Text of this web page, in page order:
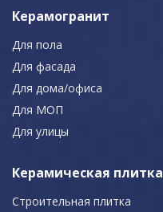
Керамогранит
Для пола
Для фасада
Для дома/офиса
Для МОП
Для улицы
Керамическая плитка
Строительная плитка